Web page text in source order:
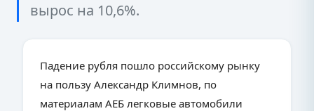
вырос на 10,6%.
Падение рубля пошло российскому рынку
на пользу Александр Климнов, по
материалам АЕБ легковые автомобили